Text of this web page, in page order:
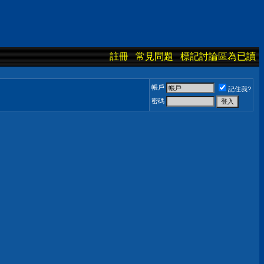
註冊 常見問題 標記討論區為已讀
帳戶
記住我?
密碼